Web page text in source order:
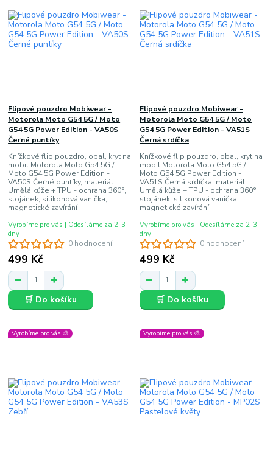
0 hodnocení
Flipové pouzdro Mobiwear -
Motorola Moto G54 5G / Moto
G54 5G Power Edition - VA50S
Černé puntíky
Knížkové flip pouzdro, obal, kryt na
mobil Motorola Moto G54 5G /
Moto G54 5G Power Edition -
VA50S Černé puntíky, materiál
Umělá kůže + TPU - ochrana 360°,
stojánek, silikonová vanička,
magnetické zavírání
499 Kč
Vyrobíme pro vás | Odesíláme za 2-3
dny
🛒 Do košíku
0 hodnocení
Flipové pouzdro Mobiwear -
Motorola Moto G54 5G / Moto
G54 5G Power Edition - VA51S
Černá srdíčka
Knížkové flip pouzdro, obal, kryt na
mobil Motorola Moto G54 5G /
Moto G54 5G Power Edition -
VA51S Černá srdíčka, materiál
Umělá kůže + TPU - ochrana 360°,
stojánek, silikonová vanička,
magnetické zavírání
499 Kč
Vyrobíme pro vás | Odesíláme za 2-3
dny
🛒 Do košíku
Vyrobíme pro vás 🎨 Vyrobíme pro vás 🎨